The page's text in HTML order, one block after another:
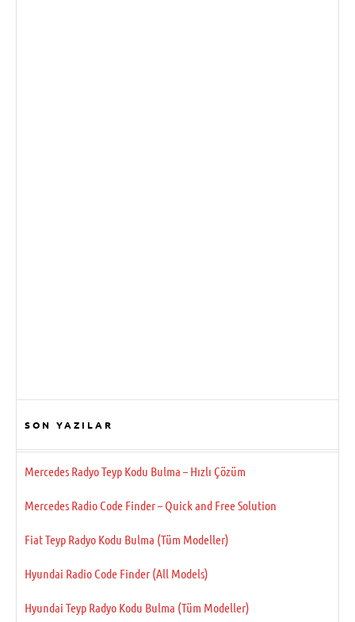
SON YAZILAR
Mercedes Radyo Teyp Kodu Bulma – Hızlı Çözüm
Mercedes Radio Code Finder – Quick and Free Solution
Fiat Teyp Radyo Kodu Bulma (Tüm Modeller)
Hyundai Radio Code Finder (All Models)
Hyundai Teyp Radyo Kodu Bulma (Tüm Modeller)